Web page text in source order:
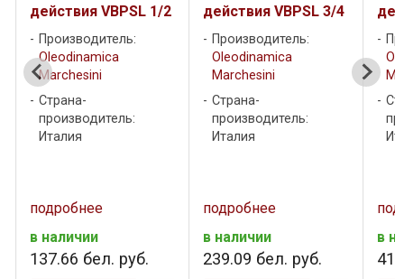
действия VBPSL 1/2
Производитель:
Oleodinamica
Marchesini
Страна-
производитель:
Италия
подробнее
в наличии
137.66 бел. руб.
действия VBPSL 3/4
Производитель:
Oleodinamica
Marchesini
Страна-
производитель:
Италия
подробнее
в наличии
239.09 бел. руб.
в
414